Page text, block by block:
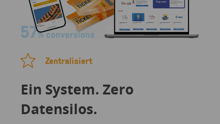
Zentralisiert
Ein System. Zero
Datensilos.